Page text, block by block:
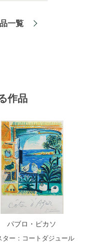
一覧
作品
パブロ・ピカソ
ター：コートダジュール